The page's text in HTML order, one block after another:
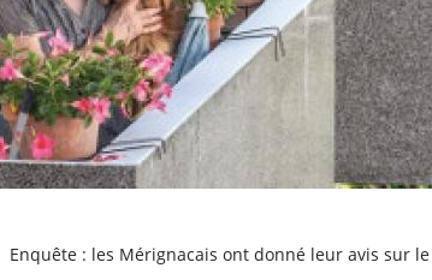
Enquête : les Mérignacais ont donné leur avis sur